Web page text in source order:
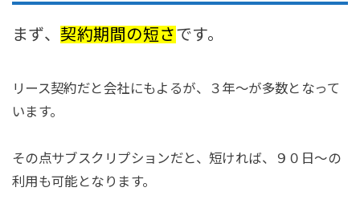
まず、 契約期間の短さです。
リース契約だと会社にもよるが、３年～が多数となって
います。
その点サブスクリプションだと、短ければ、９０日～の
利用も可能となります。